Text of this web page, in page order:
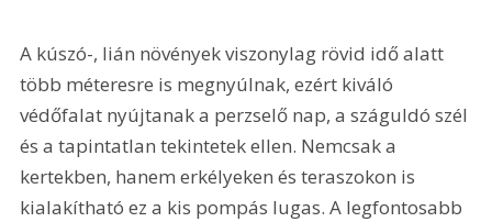
A kúszó-, lián növények viszonylag rövid idő alatt
több méteresre is megnyúlnak, ezért kiváló
védőfalat nyújtanak a perzselő nap, a száguldó szél
és a tapintatlan tekintetek ellen. Nemcsak a
kertekben, hanem erkélyeken és teraszokon is
kialakítható ez a kis pompás lugas. A legfontosabb